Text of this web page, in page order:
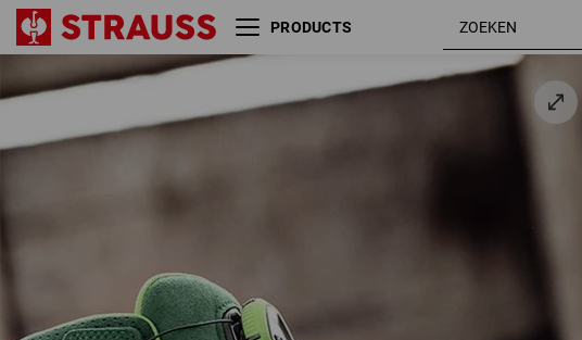
PRODUCTS
S3 Veiligheidsschoenen e.s.
Kastra II mid
zeegroen